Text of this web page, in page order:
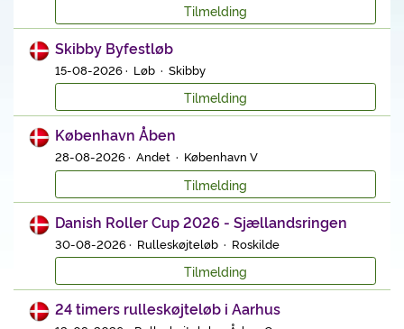
Tilmelding
Skibby Byfestløb
15-08-2026 · Løb · Skibby
Tilmelding
København Åben
28-08-2026 · Andet · København V
Tilmelding
Danish Roller Cup 2026 - Sjællandsringen
30-08-2026 · Rulleskøjteløb · Roskilde
Tilmelding
24 timers rulleskøjteløb i Aarhus